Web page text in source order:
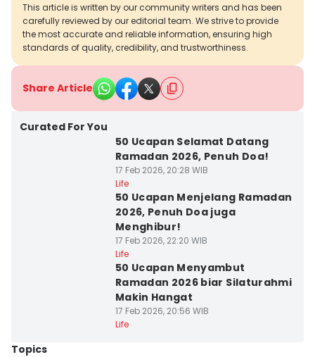
This article is written by our community writers and has been
carefully reviewed by our editorial team. We strive to provide
the most accurate and reliable information, ensuring high
standards of quality, credibility, and trustworthiness.
Share Article
Curated For You
50 Ucapan Selamat Datang
Ramadan 2026, Penuh Doa!
17 Feb 2026, 20:28 WIB
Life
50 Ucapan Menjelang Ramadan
2026, Penuh Doa juga
Menghibur!
17 Feb 2026, 22:20 WIB
Life
50 Ucapan Menyambut
Ramadan 2026 biar Silaturahmi
Makin Hangat
17 Feb 2026, 20:56 WIB
Life
Topics